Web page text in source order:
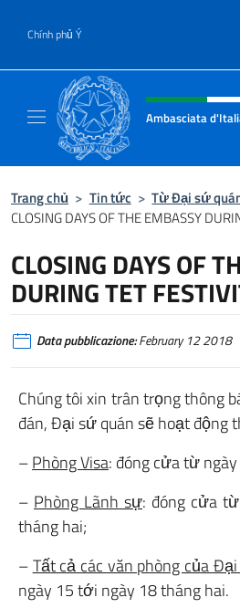
Chính phủ Ý
Header, social and
Ambasciata
Trang chủ > Tin tức > Từ Đại sứ
CLOSING DAYS OF THE EMBASSY
CLOSING DAYS OF
DURING TET
Data pubblicazione:February 12 2018
Chúng tôi xin trân trọng thông
đán, Đại sứ quán sẽ hoạt động
–Phòng Visa: đóng cửa từ
– Phòng Lãnh sự: đóng cửa
tháng hai;
–Tất cả các văn phòng của
ngày 15 tới ngày 18 tháng hai.